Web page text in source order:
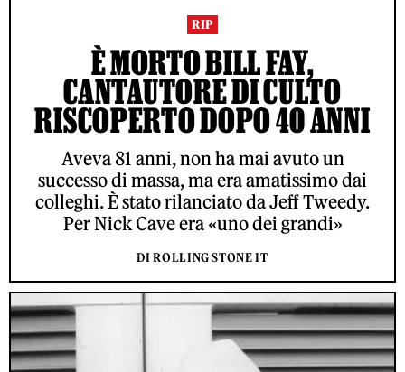
RIP
È MORTO BILL FAY,
CANTAUTORE DI CULTO
RISCOPERTO DOPO 40 ANNI
Aveva 81 anni, non ha mai avuto un
successo di massa, ma era amatissimo dai
colleghi. È stato rilanciato da Jeff Tweedy.
Per Nick Cave era «uno dei grandi»
DI ROLLING STONE IT